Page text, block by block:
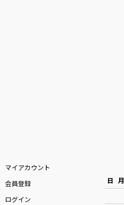
マイアカウント
会員登録
ログイン
日 月